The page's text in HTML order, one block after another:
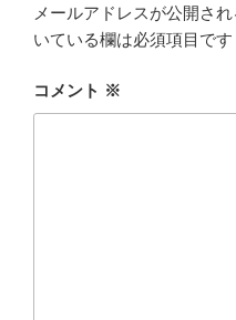
メールアドレスが公開さ
いている欄は必須項目です
コメント ※